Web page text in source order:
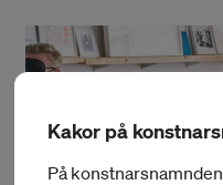
Kakor på
På